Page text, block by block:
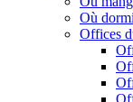
Où
Offices